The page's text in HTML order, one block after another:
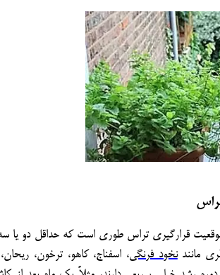
موقعیت قرارگیری تراس طوری است که حداقل دو یا
مانندنخود فرنگی، اسفناج، کاهو، ترخون،